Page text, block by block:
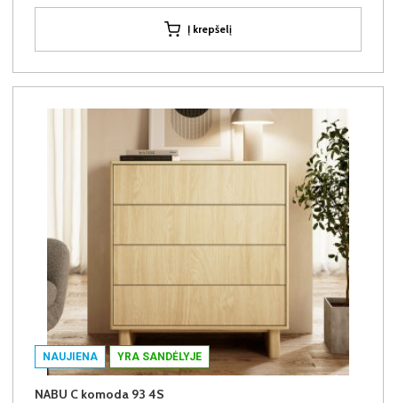
Į krepšelį
NAUJIENA YRA SANDĖLYJE
NABU C komoda 93 4S